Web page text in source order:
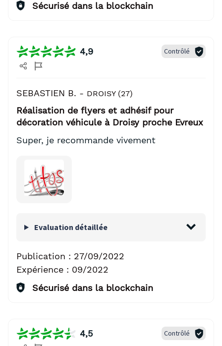
Sécurisé dans la blockchain
4,9 Contrôlé
SEBASTIEN B. - DROISY (27)
Réalisation de flyers et adhésif pour
décoration véhicule à Droisy proche Evreux
Super, je recommande vivement
Evaluation détaillée
Publication : 27/09/2022
Expérience : 09/2022
Sécurisé dans la blockchain
4,5 Contrôlé